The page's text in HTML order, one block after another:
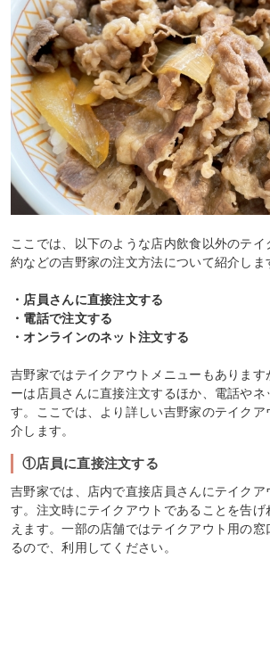
ここでは、以下のような店内飲食以外のテ
約などの吉野家の注文方法について紹介しま
・店員さんに直接注文する
・電話で注文する
・オンラインのネット注文する
吉野家ではテイクアウトメニューもあります
ーは店員さんに直接注文するほか、電話や
す。ここでは、より詳しい吉野家のテイクア
介します。
①店員に直接注文する
吉野家では、店内で直接店員さんにテイクア
す。注文時にテイクアウトであることを告げ
えます。一部の店舗ではテイクアウト用の窓
るので、利用してください。